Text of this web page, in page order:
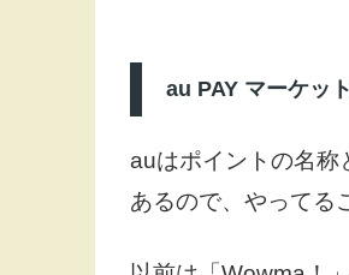
au PAY マーケッ
auはポイントの名称
あるので、やってる